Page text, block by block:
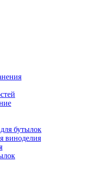
бутылок
виноделия